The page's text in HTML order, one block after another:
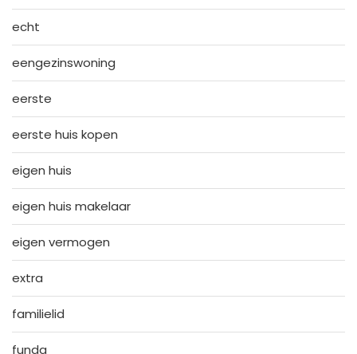
echt
eengezinswoning
eerste
eerste huis kopen
eigen huis
eigen huis makelaar
eigen vermogen
extra
familielid
funda